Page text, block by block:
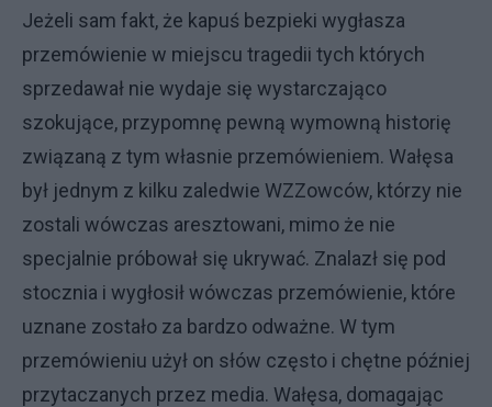
Jeżeli sam fakt, że kapuś bezpieki wygłasza
przemówienie w miejscu tragedii tych których
sprzedawał nie wydaje się wystarczająco
szokujące, przypomnę pewną wymowną historię
związaną z tym własnie przemówieniem. Wałęsa
był jednym z kilku zaledwie WZZowców, którzy nie
zostali wówczas aresztowani, mimo że nie
specjalnie próbował się ukrywać. Znalazł się pod
stocznia i wygłosił wówczas przemówienie, które
uznane zostało za bardzo odważne. W tym
przemówieniu użył on słów często i chętne później
przytaczanych przez media. Wałęsa, domagając